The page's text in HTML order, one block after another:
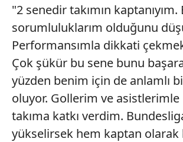
"2 senedir takımın kaptanıyım.
sorumluluklarım olduğunu
Performansımla dikkati
Çok şükür bu sene bunu
yüzden benim için de anlamlı
oluyor. Gollerim ve asistlerimle
takıma katkı verdim.
yükselirsek hem kaptan olarak